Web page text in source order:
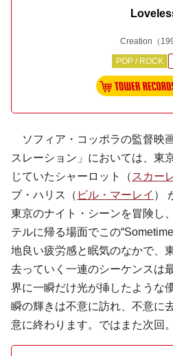
Creation （
POP / ROCK
ソフィア・コッポラの監督映
スレーション」においては、東
じていたシャーロット（ スカー
ブ・ハリス（ ビル・マーレイ ）
東京のナイト・シーンを冒険し
テルに帰る場面でこの
地良い疲労感と眠気のなかで、
去っていく一連のシーケンスは
界に一瞬だけ光が挿したような
瞬の輝きは不意に訪れ、不意に
意に終わります。ではまた次回。